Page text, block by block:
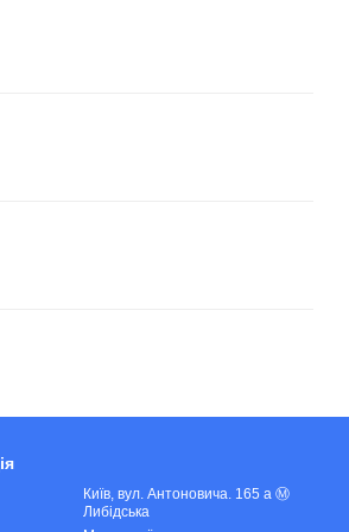
Київ, вул. Антоновича. 165 а Ⓜ️
Либідська